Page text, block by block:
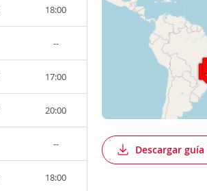
Descargar guía
18:00
--
17:00
20:00
--
18:00